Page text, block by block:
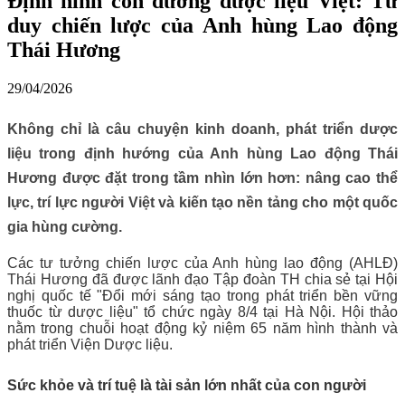
duy chiến lược của Anh hùng Lao động
Thái Hương
29/04/2026
Không chỉ là câu chuyện kinh doanh, phát triển dược
liệu trong định hướng của Anh hùng Lao động Thái
Hương được đặt trong tầm nhìn lớn hơn: nâng cao thể
lực, trí lực người Việt và kiến tạo nền tảng cho một quốc
gia hùng cường.
Các tư tưởng chiến lược của Anh hùng lao động (AHLĐ)
Thái Hương đã được lãnh đạo Tập đoàn TH chia sẻ tại Hội
nghị quốc tế "Đổi mới sáng tạo trong phát triển bền vững
thuốc từ dược liệu" tổ chức ngày 8/4 tại Hà Nội. Hội thảo
nằm trong chuỗi hoạt động kỷ niệm 65 năm hình thành và
phát triển Viện Dược liệu.
Sức khỏe và trí tuệ là tài sản lớn nhất của con người